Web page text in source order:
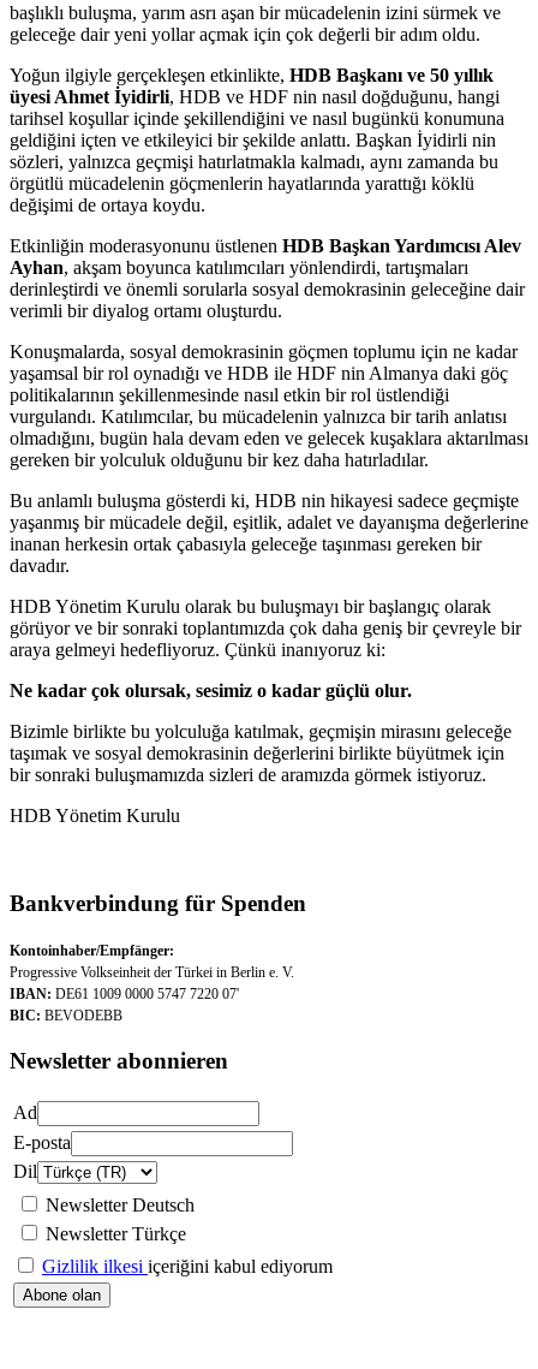
başlıklı buluşma, yarım asrı aşan bir mücadelenin izini sürmek ve
geleceğe dair yeni yollar açmak için çok değerli bir adım oldu.
Yoğun ilgiyle gerçekleşen etkinlikte, HDB Başkanı ve 50 yıllık
üyesi Ahmet İyidirli, HDB ve HDF nin nasıl doğduğunu, hangi
tarihsel koşullar içinde şekillendiğini ve nasıl bugünkü konumuna
geldiğini içten ve etkileyici bir şekilde anlattı. Başkan İyidirli nin
sözleri, yalnızca geçmişi hatırlatmakla kalmadı, aynı zamanda bu
örgütlü mücadelenin göçmenlerin hayatlarında yarattığı köklü
değişimi de ortaya koydu.
Etkinliğin moderasyonunu üstlenen HDB Başkan Yardımcısı Alev
Ayhan, akşam boyunca katılımcıları yönlendirdi, tartışmaları
derinleştirdi ve önemli sorularla sosyal demokrasinin geleceğine dair
verimli bir diyalog ortamı oluşturdu.
Konuşmalarda, sosyal demokrasinin göçmen toplumu için ne kadar
yaşamsal bir rol oynadığı ve HDB ile HDF nin Almanya daki göç
politikalarının şekillenmesinde nasıl etkin bir rol üstlendiği
vurgulandı. Katılımcılar, bu mücadelenin yalnızca bir tarih anlatısı
olmadığını, bugün hala devam eden ve gelecek kuşaklara aktarılması
gereken bir yolculuk olduğunu bir kez daha hatırladılar.
Bu anlamlı buluşma gösterdi ki, HDB nin hikayesi sadece geçmişte
yaşanmış bir mücadele değil, eşitlik, adalet ve dayanışma değerlerine
inanan herkesin ortak çabasıyla geleceğe taşınması gereken bir
davadır.
HDB Yönetim Kurulu olarak bu buluşmayı bir başlangıç olarak
görüyor ve bir sonraki toplantımızda çok daha geniş bir çevreyle bir
araya gelmeyi hedefliyoruz. Çünkü inanıyoruz ki:
Ne kadar çok olursak, sesimiz o kadar güçlü olur.
Bizimle birlikte bu yolculuğa katılmak, geçmişin mirasını geleceğe
taşımak ve sosyal demokrasinin değerlerini birlikte büyütmek için
bir sonraki buluşmamızda sizleri de aramızda görmek istiyoruz.
HDB Yönetim Kurulu
Bankverbindung für Spenden
Kontoinhaber/Empfänger:
Progressive Volkseinheit der Türkei in Berlin e. V.
IBAN: DE61 1009 0000 5747 7220 07'
BIC: BEVODEBB
Newsletter abonnieren
Ad
E-posta
Dil
Newsletter Deutsch
Newsletter Türkçe
Gizlilik ilkesi içeriğini kabul ediyorum
Abone olan